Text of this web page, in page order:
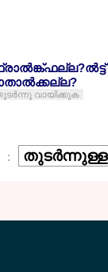
വായിക്കുക
: